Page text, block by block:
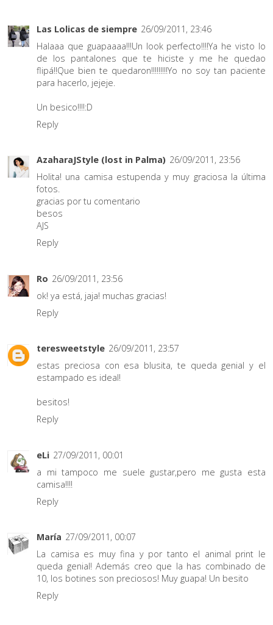
Las Lolicas de siempre 26/09/2011, 23:46
Halaaa que guapaaaa!!!Un look perfecto!!!!Ya he visto lo
de los pantalones que te hiciste y me he quedao
flipá!!Que bien te quedaron!!!!!!!!!Yo no soy tan paciente
para hacerlo, jejeje.
Un besico!!!!:D
Reply
AzaharaJStyle (lost in Palma) 26/09/2011, 23:56
Holita! una camisa estupenda y muy graciosa la última
fotos.
gracias por tu comentario
besos
AJS
Reply
Ro 26/09/2011, 23:56
ok! ya está, jaja! muchas gracias!
Reply
teresweetstyle 26/09/2011, 23:57
estas preciosa con esa blusita, te queda genial y el
estampado es ideal!
besitos!
Reply
eLi 27/09/2011, 00:01
a mi tampoco me suele gustar,pero me gusta esta
camisa!!!!
Reply
María 27/09/2011, 00:07
La camisa es muy fina y por tanto el animal print le
queda genial! Además creo que la has combinado de
10, los botines son preciosos! Muy guapa! Un besito
Reply